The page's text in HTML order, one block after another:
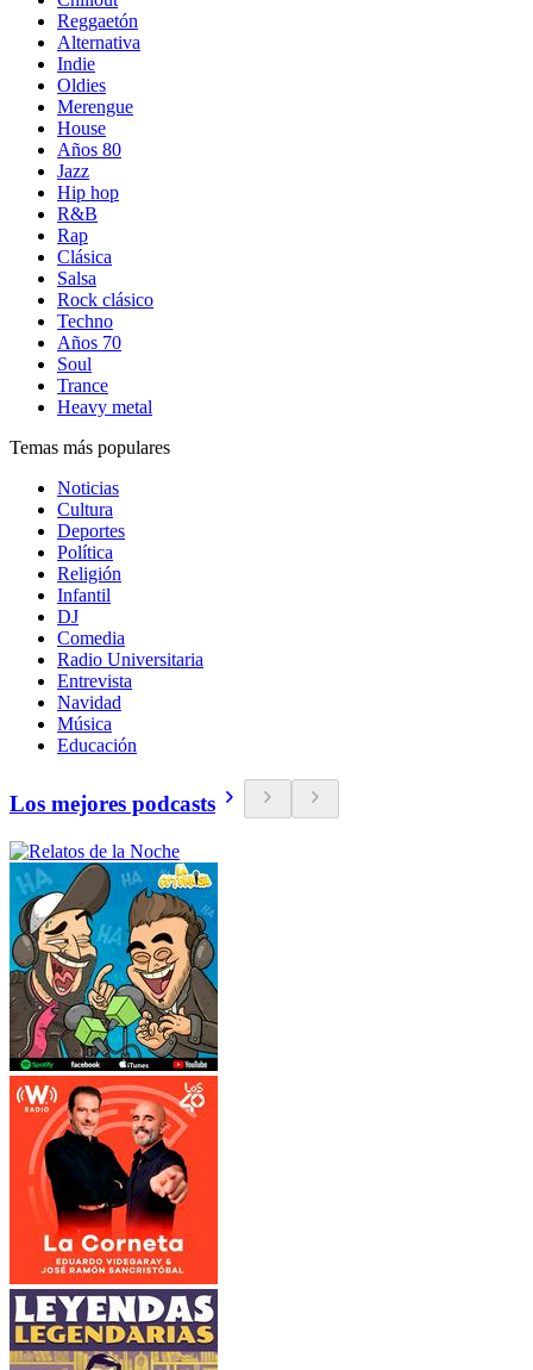
Reggaetón
Alternativa
Indie
Oldies
Merengue
House
Años 80
Jazz
Hip hop
R&B
Rap
Clásica
Salsa
Rock clásico
Techno
Años 70
Soul
Trance
Heavy metal
Temas más populares
Noticias
Cultura
Deportes
Política
Religión
Infantil
DJ
Comedia
Radio Universitaria
Entrevista
Navidad
Música
Educación
Los mejores podcasts